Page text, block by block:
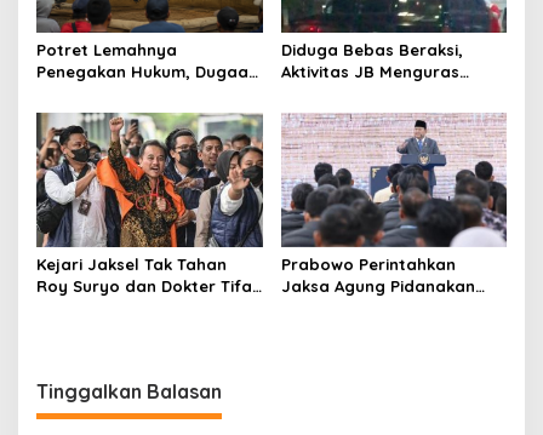
Potret Lemahnya
Penegakan Hukum, Dugaan
Tulungagung Tuai Sorotan
Diduga Bebas Beraksi,
Aktivitas JB Menguras
Bojonegoro Jadi Sorotan
Warga
Kejari Jaksel Tak Tahan
Roy Suryo dan Dokter Tifa,
Prabowo Perintahkan
Jaksa Agung Pidanakan
Tinggalkan Balasan